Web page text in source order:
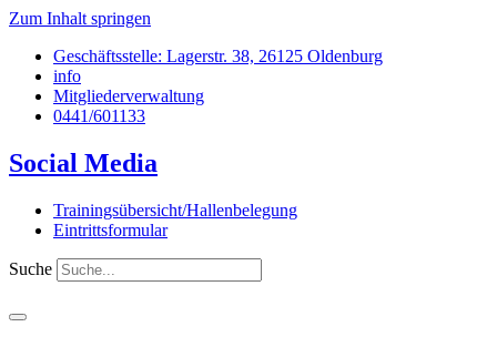
Zum Inhalt springen
Geschäftsstelle: Lagerstr. 38, 26125 Oldenburg
info
Mitgliederverwaltung
0441/601133
Social Media
Trainingsübersicht/Hallenbelegung
Eintrittsformular
Suche